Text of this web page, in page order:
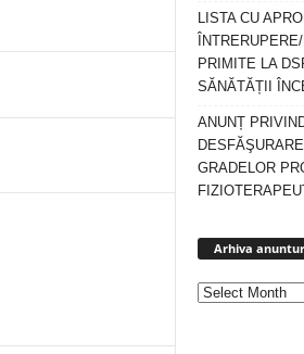
LISTA CU
PRIMITE LA
SĂNĂTĂȚII
ANUNȚ
GRADELOR
Arhiva